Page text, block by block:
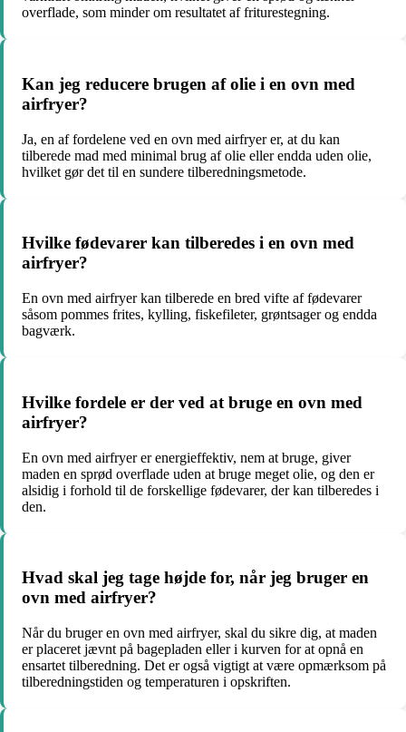
overflade, som minder om resultatet af friturestegning.
Kan jeg reducere brugen af olie i en ovn med
airfryer?
Ja, en af fordelene ved en ovn med airfryer er, at du kan
tilberede mad med minimal brug af olie eller endda uden olie,
hvilket gør det til en sundere tilberedningsmetode.
Hvilke fødevarer kan tilberedes i en ovn med
airfryer?
En ovn med airfryer kan tilberede en bred vifte af fødevarer
såsom pommes frites, kylling, fiskefileter, grøntsager og endda
bagværk.
Hvilke fordele er der ved at bruge en ovn med
airfryer?
En ovn med airfryer er energieffektiv, nem at bruge, giver
maden en sprød overflade uden at bruge meget olie, og den er
alsidig i forhold til de forskellige fødevarer, der kan tilberedes i
den.
Hvad skal jeg tage højde for, når jeg bruger en
ovn med airfryer?
Når du bruger en ovn med airfryer, skal du sikre dig, at maden
er placeret jævnt på bagepladen eller i kurven for at opnå en
ensartet tilberedning. Det er også vigtigt at være opmærksom på
tilberedningstiden og temperaturen i opskriften.